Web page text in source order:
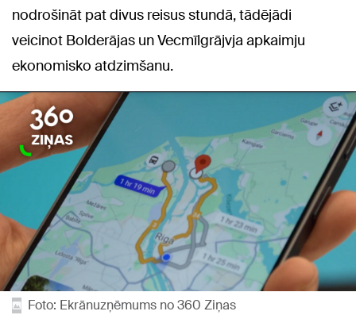
nodrošināt pat divus reisus stundā, tādējādi
veicinot Bolderājas un Vecmīlgrājvja apkaimju
ekonomisko atdzimšanu.
Foto: Ekrānuzņēmums no 360 Ziņas